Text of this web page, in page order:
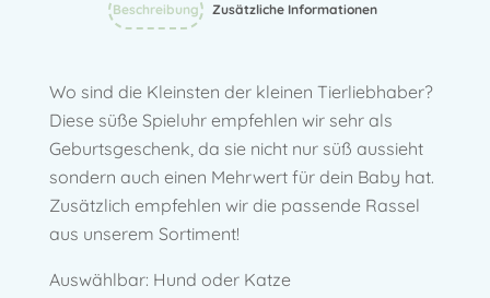
Beschreibung Zusätzliche Informationen
Wo sind die Kleinsten der kleinen Tierliebhaber?
Diese süße Spieluhr empfehlen wir sehr als
Geburtsgeschenk, da sie nicht nur süß aussieht
sondern auch einen Mehrwert für dein Baby hat.
Zusätzlich empfehlen wir die passende Rassel
aus unserem Sortiment!
Auswählbar: Hund oder Katze